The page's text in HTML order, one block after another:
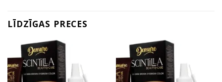
LĪDZĪGAS PRECES